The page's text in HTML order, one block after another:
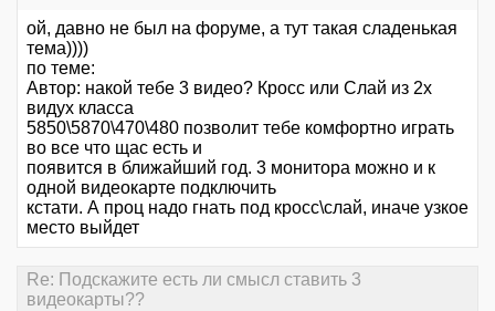
ой, давно не был на форуме, а тут такая сладенькая
тема))))
по теме:
Автор: накой тебе 3 видео? Кросс или Слай из 2х
видух класса
5850\5870\470\480 позволит тебе комфортно играть
во все что щас есть и
появится в ближайший год. 3 монитора можно и к
одной видеокарте подключить
кстати. А проц надо гнать под кросс\слай, иначе узкое
место выйдет
Re: Подскажите есть ли смысл ставить 3
видеокарты??